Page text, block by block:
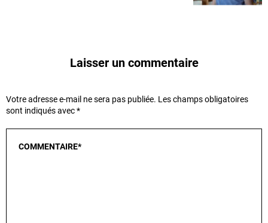
Laisser un commentaire
Votre adresse e-mail ne sera pas publiée. Les champs obligatoires
sont indiqués avec*